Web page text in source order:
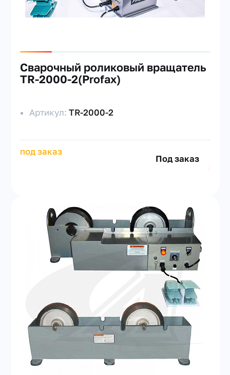
Сварочный роликовый вращатель
TR-2000-2(Profax)
Артикул:TR-2000-2
под заказ
Под заказ